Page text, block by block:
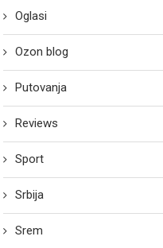
Oglasi
Ozon blog
Putovanja
Reviews
Sport
Srbija
Srem